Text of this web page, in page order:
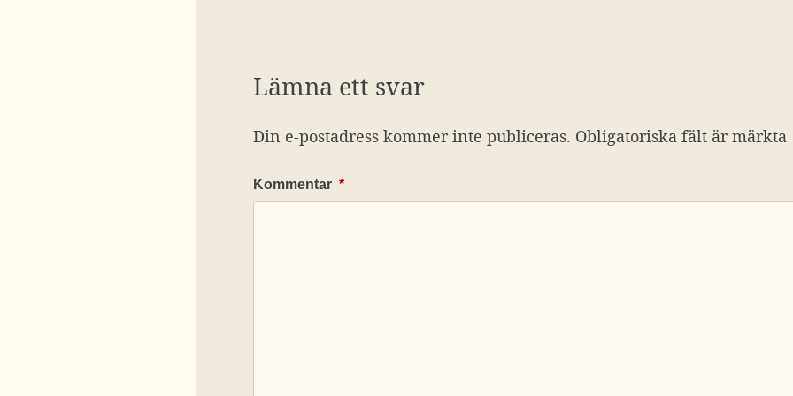
Lämna ett svar
Din e-postadress kommer inte publiceras. Obligatoriska fält är märkta
Kommentar *